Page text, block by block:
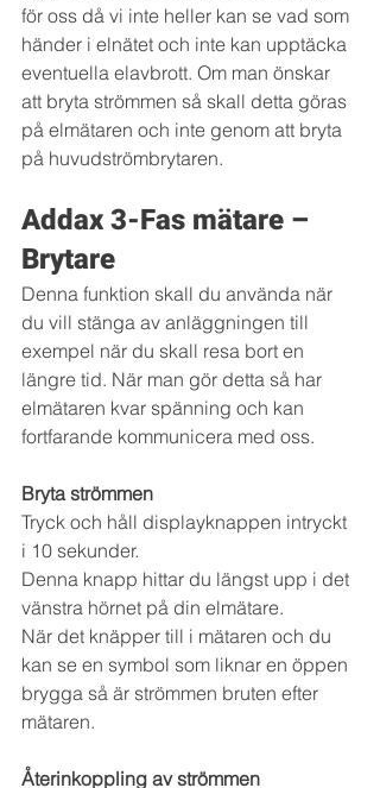
för oss då vi inte heller kan se vad som
händer i elnätet och inte kan upptäcka
eventuella elavbrott. Om man önskar
att bryta strömmen så skall detta göras
på elmätaren och inte genom att bryta
på huvudströmbrytaren.
Addax 3-Fas mätare –
Brytare
Denna funktion skall du använda när
du vill stänga av anläggningen till
exempel när du skall resa bort en
längre tid. När man gör detta så har
elmätaren kvar spänning och kan
fortfarande kommunicera med oss.
Bryta strömmen
Tryck och håll displayknappen intryckt
i 10 sekunder.
Denna knapp hittar du längst upp i det
vänstra hörnet på din elmätare.
När det knäpper till i mätaren och du
kan se en symbol som liknar en öppen
brygga så är strömmen bruten efter
mätaren.
Återinkoppling av strömmen